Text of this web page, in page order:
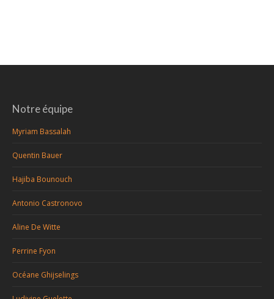
Notre équipe
Myriam Bassalah
Quentin Bauer
Hajiba Bounouch
Antonio Castronovo
Aline De Witte
Perrine Fyon
Océane Ghijselings